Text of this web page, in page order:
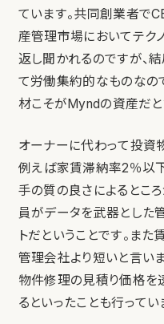
ています。共同創業者で
産管理市場においてテク
返し聞かれるのですが、
て労働集約的なものなの
材こそがMyndの資産だと
オーナーに代わって投資
例えば家賃滞納率2％以
手の質の良さによるとこ
員がデータを武器とした
トだということです。ま
管理会社より短いと言い
物件修理の見積り価格を
るといったことも行ってい